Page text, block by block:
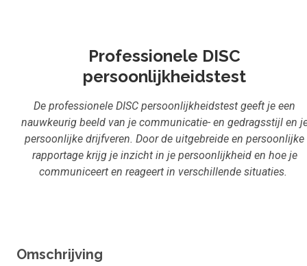
Professionele DISC
persoonlijkheidstest
De professionele DISC persoonlijkheidstest geeft je een
nauwkeurig beeld van je communicatie- en gedragsstijl en
persoonlijke drijfveren. Door de uitgebreide en persoonlijke
rapportage krijg je inzicht in je persoonlijkheid en hoe je
communiceert en reageert in verschillende situaties.
Omschrijving